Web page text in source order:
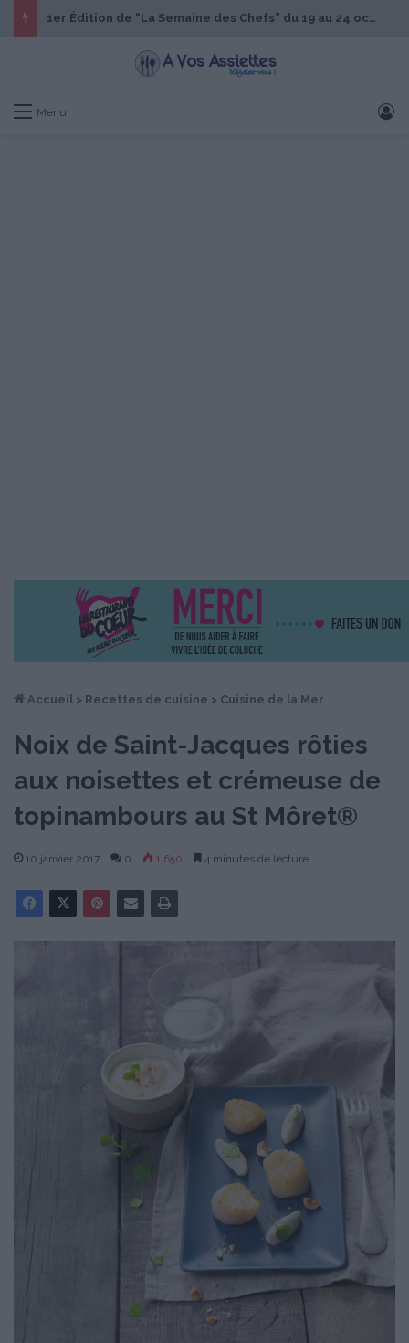
1er Édition de “La Semaine des Chefs” du 19 au 24 octobre 2026
Menu
Accueil > Recettes de cuisine > Cuisine de la Mer
Noix de Saint-Jacques rôties
aux noisettes et crémeuse de
topinambours au St Môret®
10 janvier 2017 0 1 650 4 minutes de lecture